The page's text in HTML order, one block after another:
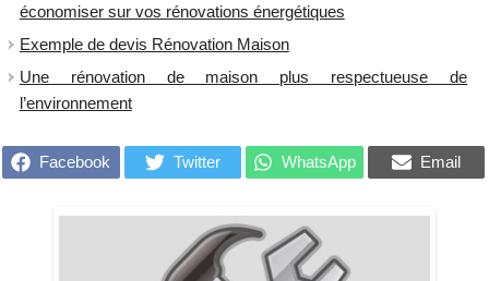
économiser sur vos rénovations énergétiques
Exemple de devis Rénovation Maison
Une rénovation de maison plus respectueuse de
l’environnement
Facebook Twitter WhatsApp Email